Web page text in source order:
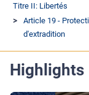
Titre II: Libertés
Article 19 -
d'extradition
Highlights